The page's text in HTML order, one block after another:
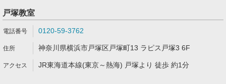
戸塚教室
0120-59-3762
神奈川県横浜市戸塚区戸塚町13 ラピス戸塚3 6F
JR東海道本線(東京～熱海) 戸塚より 徒歩 約1分